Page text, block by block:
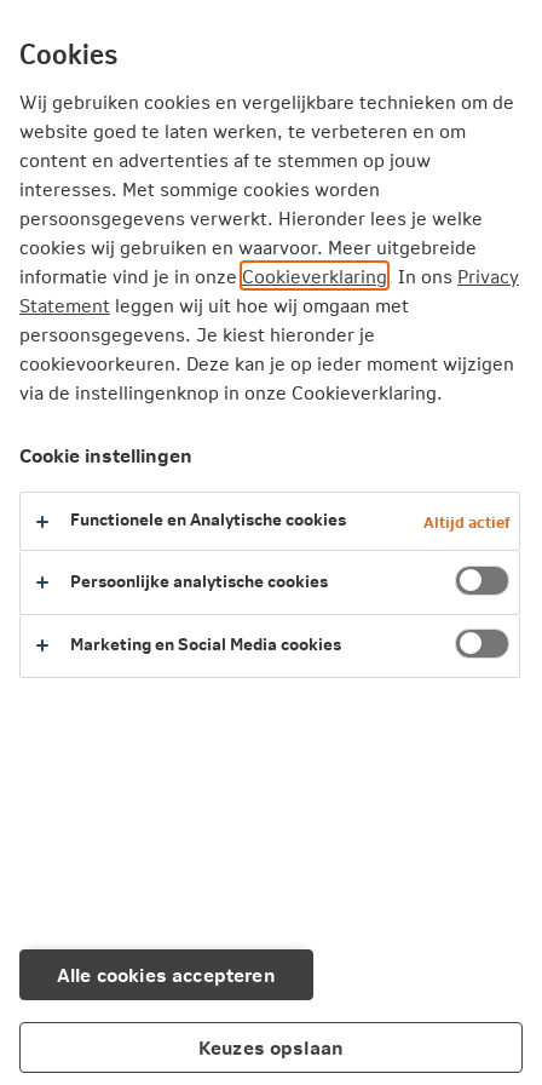
direct
naar
Producten Service en Contact Inspiratie
Over Nationale-Nederlanden
Maatschappelijk verantwoord ondernemen
Cookieverklaring
Privacy
Disclaimer Toegankelijkheid Scherm delen
Cookies
Wij gebruiken cookies en vergelijkbare technieken om de
website goed te laten werken, te verbeteren en om
content en advertenties af te stemmen op jouw
interesses. Met sommige cookies worden
persoonsgegevens verwerkt. Hieronder lees je welke
cookies wij gebruiken en waarvoor. Meer uitgebreide
informatie vind je in onze Cookieverklaring. In ons Privacy
Statement leggen wij uit hoe wij omgaan met
persoonsgegevens. Je kiest hieronder je
cookievoorkeuren. Deze kan je op ieder moment wijzigen
via de instellingenknop in onze Cookieverklaring.
Alle cookies accepteren
Cookie instellingen
Functionele en Analytische cookies Altijd actief
Persoonlijke analytische cookies
Marketing en Social Media cookies
Keuzes opslaan